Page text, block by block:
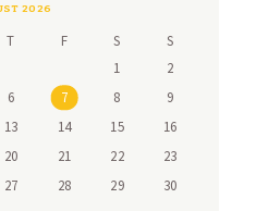
2026
T F S
S
1
2
6 7 8
9
13 14 15
16
20 21 22
23
27 28 29
30